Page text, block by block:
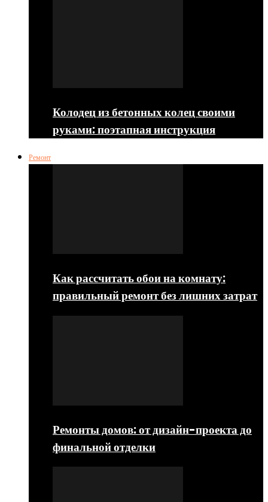
Колодец из бетонных колец своими
руками: поэтапная инструкция
Ремонт
Как рассчитать обои на комнату:
правильный ремонт без лишних затрат
Ремонты домов: от дизайн-проекта до
финальной отделки